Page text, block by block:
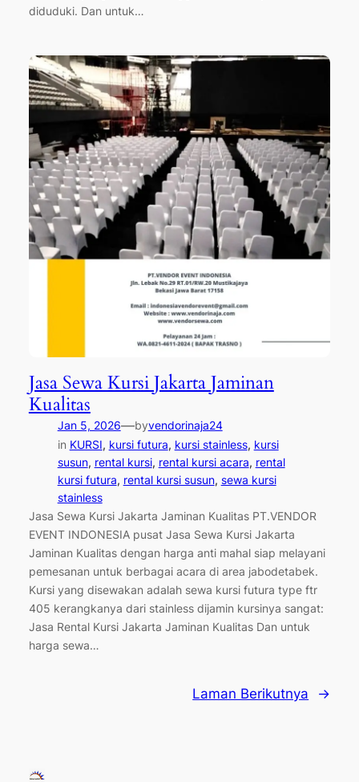
diduduki. Dan untuk…
Jasa Sewa Kursi Jakarta Jaminan
Kualitas
Jan 5, 2026—byvendorinaja24
in KURSI, kursi futura, kursi stainless, kursi
susun, rental kursi, rental kursi acara, rental
kursi futura, rental kursi susun, sewa kursi
stainless
Jasa Sewa Kursi Jakarta Jaminan Kualitas PT.VENDOR
EVENT INDONESIA pusat Jasa Sewa Kursi Jakarta
Jaminan Kualitas dengan harga anti mahal siap melayani
pemesanan untuk berbagai acara di area jabodetabek.
Kursi yang disewakan adalah sewa kursi futura type ftr
405 kerangkanya dari stainless dijamin kursinya sangat:
Jasa Rental Kursi Jakarta Jaminan Kualitas Dan untuk
harga sewa…
Laman Berikutnya →